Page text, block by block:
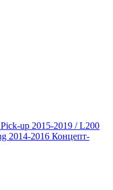
up 2015-2019 / L200
2014-2016 Концепт-